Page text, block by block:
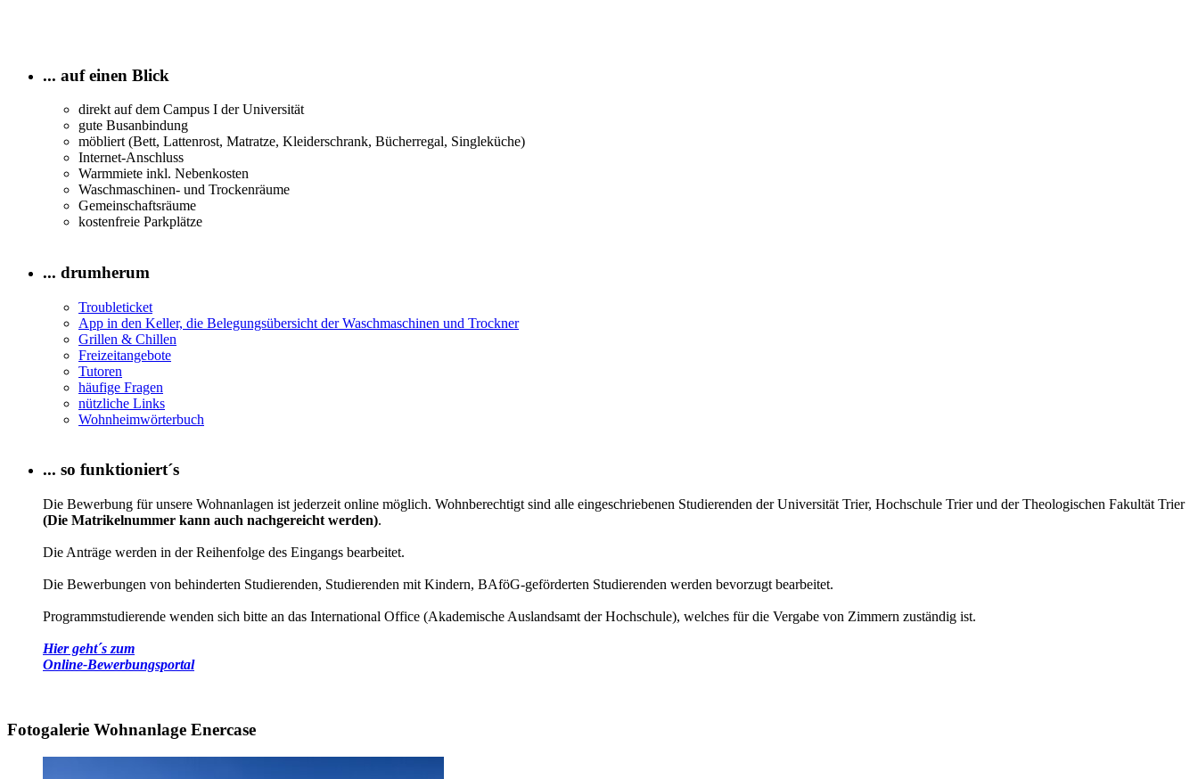
... auf einen Blick
direkt auf dem Campus I der Universität
gute Busanbindung
möbliert (Bett, Lattenrost, Matratze, Kleiderschrank, Bücherregal, Singleküche)
Internet-Anschluss
Warmmiete inkl. Nebenkosten
Waschmaschinen- und Trockenräume
Gemeinschaftsräume
kostenfreie Parkplätze
... drumherum
Troubleticket
App in den Keller, die Belegungsübersicht der Waschmaschinen und Trockner
Grillen & Chillen
Freizeitangebote
Tutoren
häufige Fragen
nützliche Links
Wohnheimwörterbuch
... so funktioniert´s
Die Bewerbung für unsere Wohnanlagen ist jederzeit online möglich. Wohnberechtigt sind alle eingeschriebenen Studierenden der Universität Trier, Hochschule Trier und der Theologischen Fakultät Trier
(Die Matrikelnummer kann auch nachgereicht werden).
Die Anträge werden in der Reihenfolge des Eingangs bearbeitet.
Die Bewerbungen von behinderten Studierenden, Studierenden mit Kindern, BAföG-geförderten Studierenden werden bevorzugt bearbeitet.
Programmstudierende wenden sich bitte an das International Office (Akademische Auslandsamt der Hochschule), welches für die Vergabe von Zimmern zuständig ist.
Hier geht´s zum
Online-Bewerbungsportal
Fotogalerie Wohnanlage Enercase